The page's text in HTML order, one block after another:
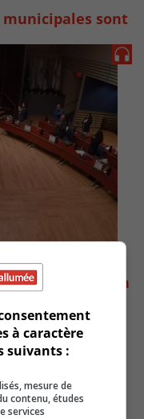
sont
réglementation
à caractère
suivants :
mesure de
contenu, études
services